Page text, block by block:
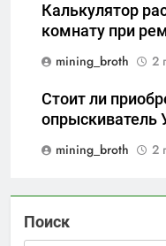
Калькулятор
комнату при
mining_broth
2
Стоит ли
mining_broth
2
Поиск